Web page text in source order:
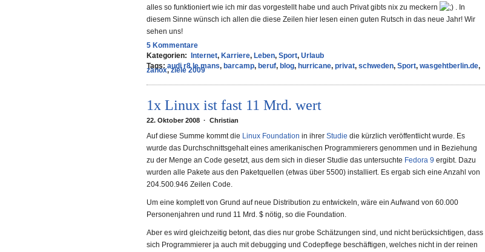
alles so funktioniert wie ich mir das vorgestellt habe und auch Privat gibts nix zu meckern
. In
diesem Sinne wünsch ich allen die diese Zeilen hier lesen einen guten Rutsch in das neue Jahr! Wir
sehen uns!
5 Kommentare
Kategorien:
Internet, Karriere, Leben, Sport, Urlaub
Tags: audi r8 le mans, barcamp, beruf, blog, hurricane, privat, schweden, Sport, wasgehtberlin.de,
zanox,ziele 2009
1x Linux ist fast 11 Mrd. wert
22. Oktober 2008 · Christian
Auf diese Summe kommt die Linux Foundation in ihrer Studie die kürzlich veröffentlicht wurde. Es
wurde das Durchschnittsgehalt eines amerikanischen Programmierers genommen und in Beziehung
zu der Menge an Code gesetzt, aus dem sich in dieser Studie das untersuchte Fedora 9 ergibt. Dazu
wurden alle Pakete aus den Paketquellen (etwas über 5500) installiert. Es ergab sich eine Anzahl von
204.500.946 Zeilen Code.
Um eine komplett von Grund auf neue Distribution zu entwickeln, wäre ein Aufwand von 60.000
Personenjahren und rund 11 Mrd. $ nötig, so die Foundation.
Aber es wird gleichzeitig betont, das dies nur grobe Schätzungen sind, und nicht berücksichtigen, dass
sich Programmierer ja auch mit debugging und Codepflege beschäftigen, welches nicht in der reinen